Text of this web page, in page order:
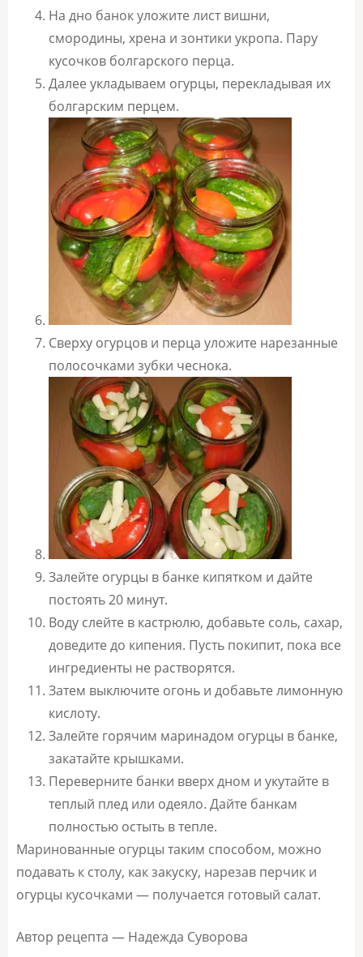
На дно банок уложите лист вишни,
смородины, хрена и зонтики укропа. Пару
кусочков болгарского перца.
Далее укладываем огурцы, перекладывая их
болгарским перцем.
Сверху огурцов и перца уложите нарезанные
полосочками зубки чеснока.
Залейте огурцы в банке кипятком и дайте
постоять 20 минут.
Воду слейте в кастрюлю, добавьте соль, сахар,
доведите до кипения. Пусть покипит, пока все
ингредиенты не растворятся.
Затем выключите огонь и добавьте лимонную
кислоту.
Залейте горячим маринадом огурцы в банке,
закатайте крышками.
Переверните банки вверх дном и укутайте в
теплый плед или одеяло. Дайте банкам
полностью остыть в тепле.
Маринованные огурцы таким способом, можно
подавать к столу, как закуску, нарезав перчик и
огурцы кусочками — получается готовый салат.
Автор рецепта — Надежда Суворова